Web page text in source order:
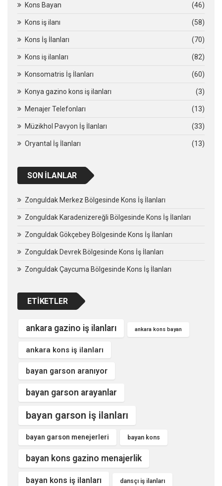
Kons Bayan (46)
Kons iş ilanı (58)
Kons İş İlanları (70)
Kons iş ilanları (82)
Konsomatris İş İlanları (60)
Konya gazino kons iş ilanları (3)
Menajer Telefonları (13)
Müzikhol Pavyon İş İlanları (33)
Oryantal İş İlanları (13)
SON İLANLAR
Zonguldak Merkez Bölgesinde Kons İş İlanları
Zonguldak Karadenizereğli Bölgesinde Kons İş İlanları
Zonguldak Gökçebey Bölgesinde Kons İş İlanları
Zonguldak Devrek Bölgesinde Kons İş İlanları
Zonguldak Çaycuma Bölgesinde Kons İş İlanları
ETIKETLER
ankara gazino iş ilanları ankara kons bayan
ankara kons iş ilanları
bayan garson aranıyor
bayan garson arayanlar
bayan garson iş ilanları
bayan garson menejerleri bayan kons
bayan kons gazino menajerlik
bayan kons iş ilanları dansçı iş ilanları